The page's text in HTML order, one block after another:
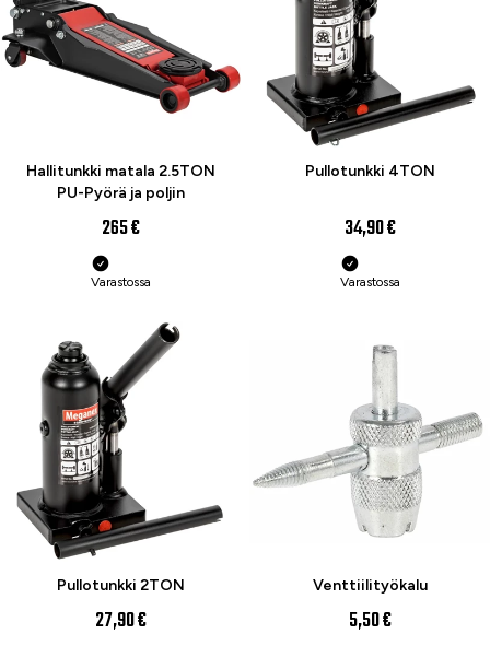
Hallitunkki matala 2.5TON
PU-Pyörä ja poljin
265 €
Varastossa
Pullotunkki 4TON
34,90 €
Varastossa
Pullotunkki 2TON
27,90 €
Venttiilityökalu
5,50 €